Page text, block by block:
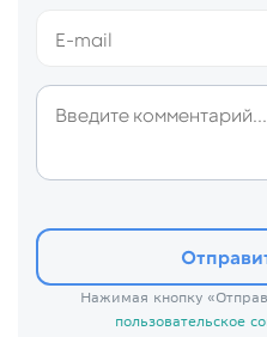
Нажимая кнопку
пользовательское